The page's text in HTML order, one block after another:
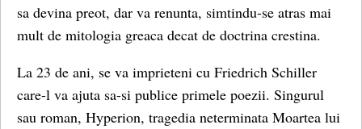
sa devina preot, dar va renunta, simtindu-se atras mai
mult de mitologia greaca decat de doctrina crestina.
La 23 de ani, se va imprieteni cu Friedrich Schiller
care-l va ajuta sa-si publice primele poezii. Singurul
sau roman, Hyperion, tragedia neterminata Moartea lui